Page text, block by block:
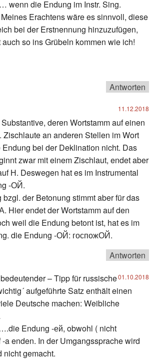
wenn die Endung im Instr. Sing.
Erachtens wäre es sinnvoll, diese
bei der Erstnennung hinzuzufügen,
so ins Grübeln kommen wie ich!
Antworten
11.12.2018
deren Wortstamm auf einen
Zischlaute an anderen Stellen im Wort
bei der Deklination nicht. Das
zwar mit einem Zischlaut, endet aber
Н. Deswegen hat es im Instrumental
-ОЙ.
bzgl. der Betonung stimmt aber für das
endet der Wortstamm auf den
weil die Endung betont ist, hat es im
die Endung -ОЙ: госпожОЙ.
Antworten
01.10.2018
– Tipp für russische
aufgeführte Satz enthält einen
Deutsche machen: Weibliche
Endung -ей, obwohl ( nicht
-a enden. In der Umgangssprache wird
nicht gemacht.